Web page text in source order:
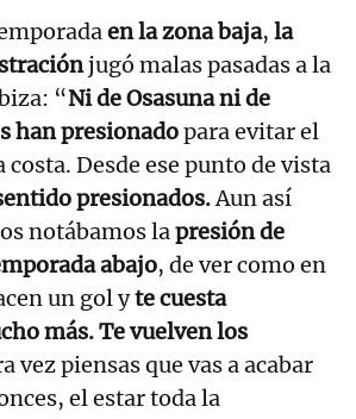
en la zona baja, la
jugó malas pasadas a la
“Ni de Osasuna ni de
han presionadopara evitar el
costa. Desde ese punto de vista
presionados.Aun así
notábamos lapresión de
abajo, de ver como en
un gol yte cuesta
más.Te vuelven los
vez piensas que vas a acabar
el estar toda la